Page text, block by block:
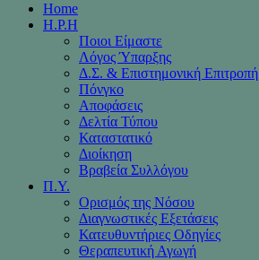
Home
H.P.H
Ποιοι Είμαστε
Λόγος Ύπαρξης
Δ.Σ. & Επιστημονική Επιτροπή
Πόνγκο
Αποφάσεις
Δελτία Τύπου
Καταστατικό
Διοίκηση
Βραβεία Συλλόγου
Π.Υ.
Ορισμός της Νόσου
Διαγνωστικές Εξετάσεις
Κατευθυντήριες Οδηγίες
Θεραπευτική Αγωγή